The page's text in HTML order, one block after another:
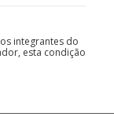
integrantes do
esta condição